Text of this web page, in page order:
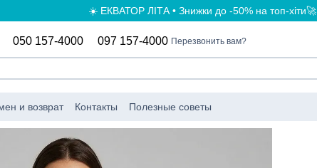
☀️ ЕКВАТОР ЛІТА • Знижки до -50% на топ-хіти🚀
050 157-4000 097 157-4000 Перезвонить вам?
и возврат Контакты Полезные советы